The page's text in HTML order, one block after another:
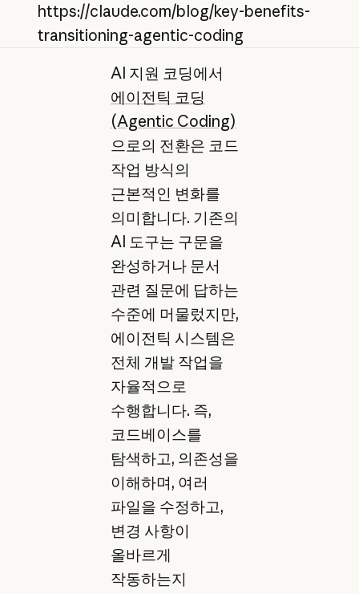
https://claude.com/blog/key-benefits-
transitioning-agentic-coding
AI 지원 코딩에서
에이전틱 코딩
(Agentic Coding)
으로의 전환은 코드
작업 방식의
근본적인 변화를
의미합니다. 기존의
AI 도구는 구문을
완성하거나 문서
관련 질문에 답하는
수준에 머물렀지만,
에이전틱 시스템은
전체 개발 작업을
자율적으로
수행합니다. 즉,
코드베이스를
탐색하고, 의존성을
이해하며, 여러
파일을 수정하고,
변경 사항이
올바르게
작동하는지